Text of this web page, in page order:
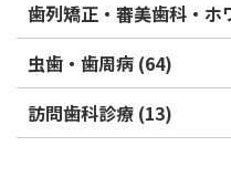
歯列矯正・審美歯科・ホ
虫歯・歯周病 (64)
訪問歯科診療 (13)